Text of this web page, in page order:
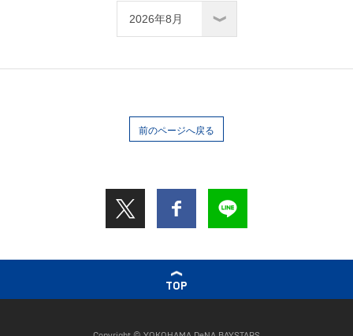
前のページへ戻る
TOP